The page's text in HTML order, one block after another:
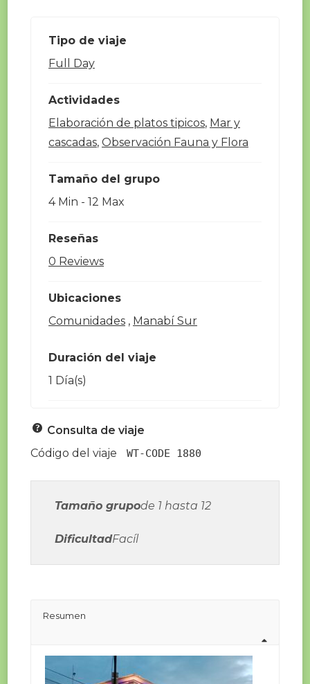
Tipo de viaje
Full Day
Actividades
Elaboración de platos tipicos, Mar y
cascadas, Observación Fauna y Flora
Tamaño del grupo
4 Min - 12 Max
Reseñas
0 Reviews
Ubicaciones
Comunidades , Manabí Sur
Duración del viaje
1 Día(s)
Consulta de viaje
Código del viaje
WT-CODE 1880
Tamaño grupode 1 hasta 12
DificultadFacíl
Resumen